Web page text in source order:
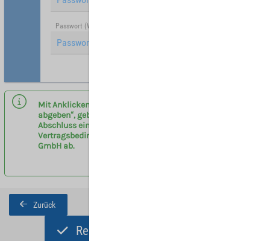
Passwort (Wiederholung)
Mit Anklicken des Buttons „Registrieren und Angebot
abgeben“, geben sie eine verbindliche Anfrage zum
Abschluss eines Vermittlervertrages entsprechend der
Vertragsbedingungen am Flughafen Leipzig/Halle
GmbH ab.
Zurück
Registrieren und Angebot abgeben